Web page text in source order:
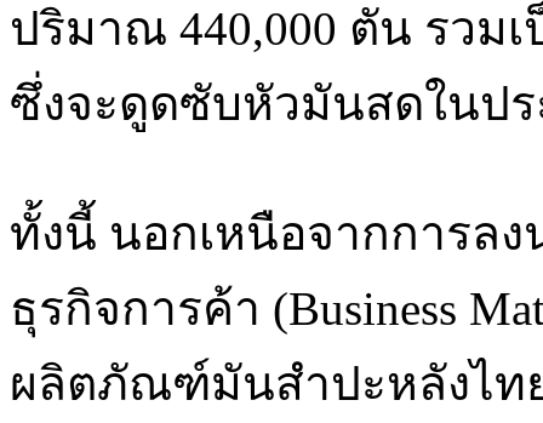
ปริมาณ 440,000 ตัน รวม
ซึ่งจะดูดซับหัวมันสดในปร
ทั้งนี้ นอกเหนือจากการลง
ธุรกิจการค้า (Business
ผลิตภัณฑ์มันสำปะหลังไท